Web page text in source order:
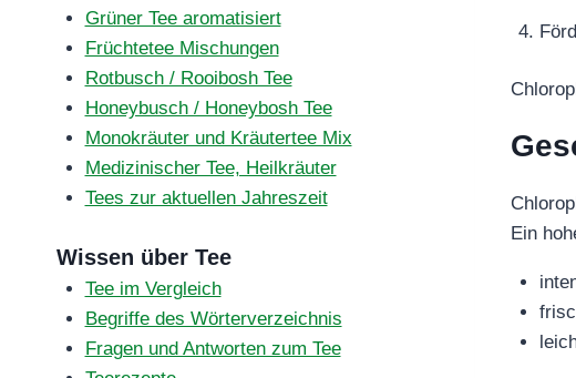
Ein
Grüner Tee aromatisiert
Früchtetee Mischungen
Rotbusch / Rooibosh Tee
Honeybusch / Honeybosh Tee
Monokräuter und Kräutertee Mix
Medizinischer Tee, Heilkräuter
Tees zur aktuellen Jahreszeit
Wissen über Tee
Tee im Vergleich
Begriffe des Wörterverzeichnis
Fragen und Antworten zum Tee